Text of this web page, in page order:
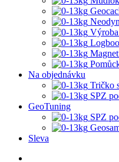
Výroba
Na objednávku
Tričko
SPZ
GeoTuning
SPZ
Sleva